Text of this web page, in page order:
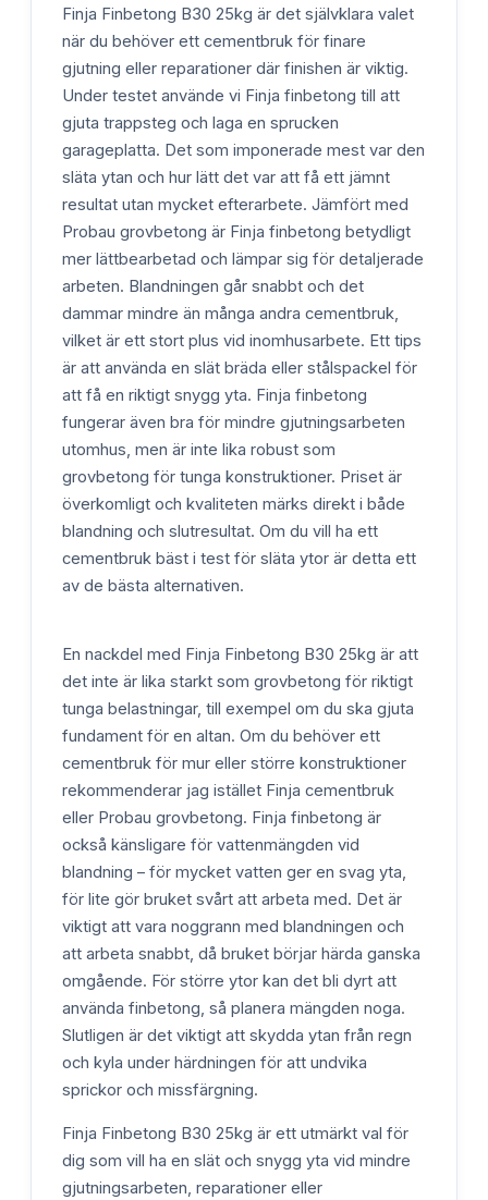
Finja Finbetong B30 25kg är det självklara valet
när du behöver ett cementbruk för finare
gjutning eller reparationer där finishen är viktig.
Under testet använde vi Finja finbetong till att
gjuta trappsteg och laga en sprucken
garageplatta. Det som imponerade mest var den
släta ytan och hur lätt det var att få ett jämnt
resultat utan mycket efterarbete. Jämfört med
Probau grovbetong är Finja finbetong betydligt
mer lättbearbetad och lämpar sig för detaljerade
arbeten. Blandningen går snabbt och det
dammar mindre än många andra cementbruk,
vilket är ett stort plus vid inomhusarbete. Ett tips
är att använda en slät bräda eller stålspackel för
att få en riktigt snygg yta. Finja finbetong
fungerar även bra för mindre gjutningsarbeten
utomhus, men är inte lika robust som
grovbetong för tunga konstruktioner. Priset är
överkomligt och kvaliteten märks direkt i både
blandning och slutresultat. Om du vill ha ett
cementbruk bäst i test för släta ytor är detta ett
av de bästa alternativen.
En nackdel med Finja Finbetong B30 25kg är att
det inte är lika starkt som grovbetong för riktigt
tunga belastningar, till exempel om du ska gjuta
fundament för en altan. Om du behöver ett
cementbruk för mur eller större konstruktioner
rekommenderar jag istället Finja cementbruk
eller Probau grovbetong. Finja finbetong är
också känsligare för vattenmängden vid
blandning – för mycket vatten ger en svag yta,
för lite gör bruket svårt att arbeta med. Det är
viktigt att vara noggrann med blandningen och
att arbeta snabbt, då bruket börjar härda ganska
omgående. För större ytor kan det bli dyrt att
använda finbetong, så planera mängden noga.
Slutligen är det viktigt att skydda ytan från regn
och kyla under härdningen för att undvika
sprickor och missfärgning.
Finja Finbetong B30 25kg är ett utmärkt val för
dig som vill ha en slät och snygg yta vid mindre
gjutningsarbeten, reparationer eller